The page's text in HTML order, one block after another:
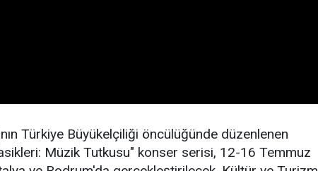
Türkiye Büyükelçiliği öncülüğünde düzenlenen
Müzik Tutkusu" konser serisi, 12-16 Temmuz